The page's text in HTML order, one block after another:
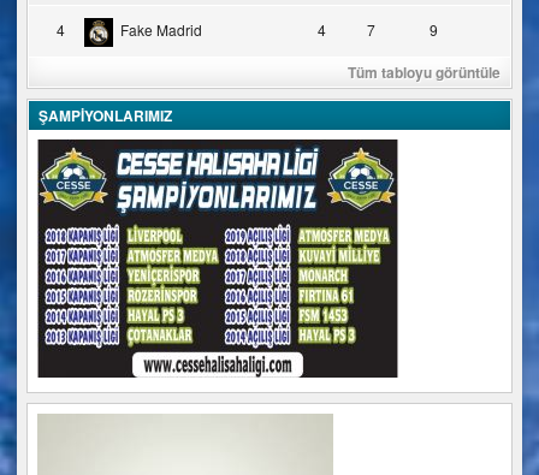
4 Fake Madrid 4 7 9
Tüm tabloyu görüntüle
ŞAMPİYONLARIMIZ